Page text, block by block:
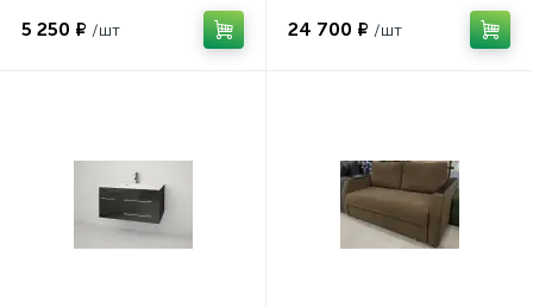
5 250 ₽ /шт 24 700 ₽ /шт